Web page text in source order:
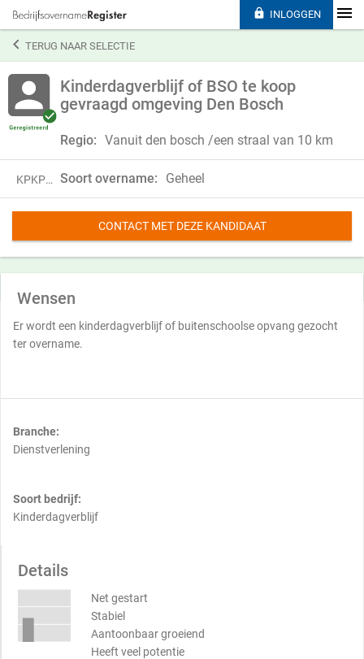
TERUG NAAR SELECTIE
Kinderdagverblijf of BSO te koop
gevraagd omgeving Den Bosch
Regio: Vanuit den bosch /een straal van 10 km
KPKP24VVF61V Soort overname: Geheel
CONTACT MET DEZE KANDIDAAT
Wensen
Er wordt een kinderdagverblijf of buitenschoolse opvang gezocht
ter overname.
Branche:
Dienstverlening
Soort bedrijf:
Kinderdagverblijf
Details
Net gestart
Stabiel
Aantoonbaar groeiend
Heeft veel potentie
 INLOGGEN